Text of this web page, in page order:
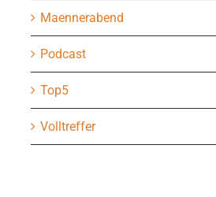
Maennerabend
Podcast
Top5
Volltreffer